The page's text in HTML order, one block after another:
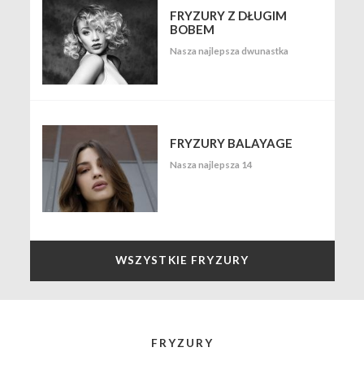
FRYZURY Z DŁUGIM
BOBEM
Nasza najlepsza dwunastka
FRYZURY BALAYAGE
Nasza najlepsza 14
WSZYSTKIE FRYZURY
FRYZURY